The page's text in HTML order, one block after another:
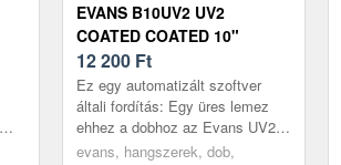
EVANS B10UV2 UV2
COATED COATED 10"
DOBBŐR
12 200 Ft
Ez egy automatizált szoftver
általi fordítás: Egy üres lemez
ehhez a dobhoz az Evans UV2
sorozatból. Az Evans UV2
evans, hangszerek, dob,